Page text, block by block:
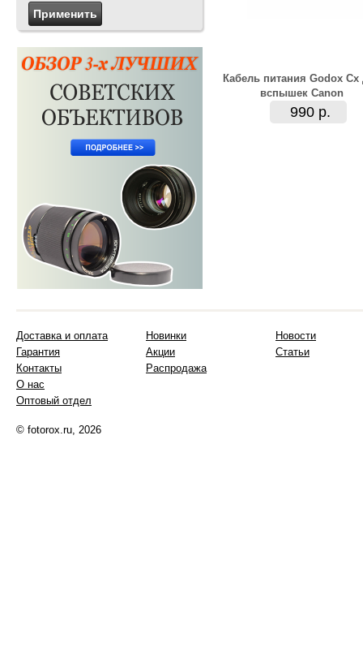
Кабель питания Godox Cx
вспышек Canon
990 р.
Доставка и оплата
Гарантия
Контакты
О нас
Оптовый отдел
Новинки
Акции
Распродажа
Новости
Статьи
© fotorox.ru, 2026